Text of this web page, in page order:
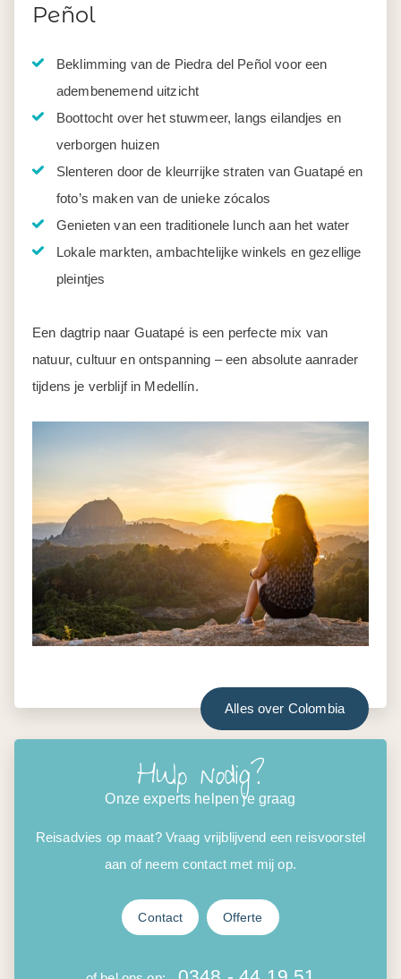
Peñol
Beklimming van de Piedra del Peñol voor een
adembenemend uitzicht
Boottocht over het stuwmeer, langs eilandjes en
verborgen huizen
Slenteren door de kleurrijke straten van Guatapé en
foto’s maken van de unieke zócalos
Genieten van een traditionele lunch aan het water
Lokale markten, ambachtelijke winkels en gezellige
pleintjes
Een dagtrip naar Guatapé is een perfecte mix van
natuur, cultuur en ontspanning – een absolute aanrader
tijdens je verblijf in Medellín.
Alles over Colombia
Hulp nodig?
Onze experts helpen je graag
Reisadvies op maat? Vraag vrijblijvend een reisvoorstel
aan of neem contact met mij op.
Contact Offerte